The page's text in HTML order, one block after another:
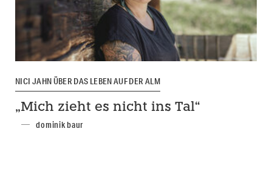
NICI JAHN ÜBER DAS LEBEN AUF DER ALM
„Mich zieht es nicht ins Tal“
dominik baur